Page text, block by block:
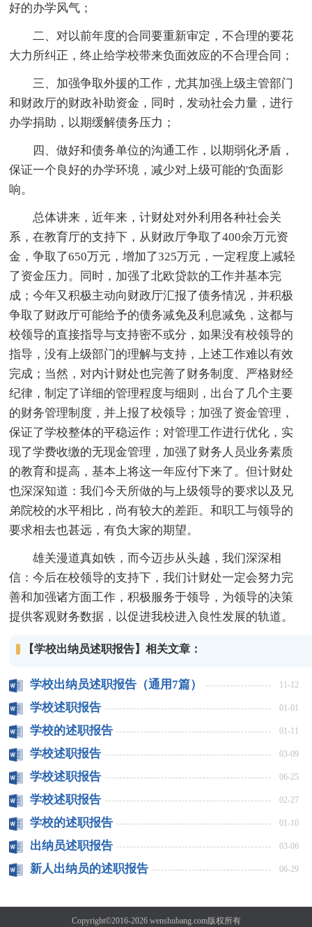
好的办学风气；
二、对以前年度的合同要重新审定，不合理的要花
大力所纠正，终止给学校带来负面效应的不合理合同；
三、加强争取外援的工作，尤其加强上级主管部门
和财政厅的财政补助资金，同时，发动社会力量，进行
办学捐助，以期缓解债务压力；
四、做好和债务单位的沟通工作，以期弱化矛盾，
保证一个良好的办学环境，减少对上级可能的'负面影
响。
总体讲来，近年来，计财处对外利用各种社会关
系，在教育厅的支持下，从财政厅争取了400余万元资
金，争取了650万元，增加了325万元，一定程度上减轻
了资金压力。同时，加强了北欧贷款的工作并基本完
成；今年又积极主动向财政厅汇报了债务情况，并积极
争取了财政厅可能给予的债务减免及利息减免，这都与
校领导的直接指导与支持密不或分，如果没有校领导的
指导，没有上级部门的理解与支持，上述工作难以有效
完成；当然，对内计财处也完善了财务制度、严格财经
纪律，制定了详细的管理程度与细则，出台了几个主要
的财务管理制度，并上报了校领导；加强了资金管理，
保证了学校整体的平稳运作；对管理工作进行优化，实
现了学费收缴的无现金管理，加强了财务人员业务素质
的教育和提高，基本上将这一年应付下来了。但计财处
也深深知道：我们今天所做的与上级领导的要求以及兄
弟院校的水平相比，尚有较大的差距。和职工与领导的
要求相去也甚远，有负大家的期望。
雄关漫道真如铁，而今迈步从头越，我们深深相
信：今后在校领导的支持下，我们计财处一定会努力完
善和加强诸方面工作，积极服务于领导，为领导的决策
提供客观财务数据，以促进我校进入良性发展的轨道。
【学校出纳员述职报告】相关文章：
学校出纳员述职报告（通用7篇） 11-12
学校述职报告 01-01
学校的述职报告 01-11
学校述职报告 03-09
学校述职报告 06-25
学校述职报告 02-27
学校的述职报告 01-10
出纳员述职报告 03-06
新人出纳员的述职报告 06-29
Copyright©2016-2026 wenshubang.com版权所有